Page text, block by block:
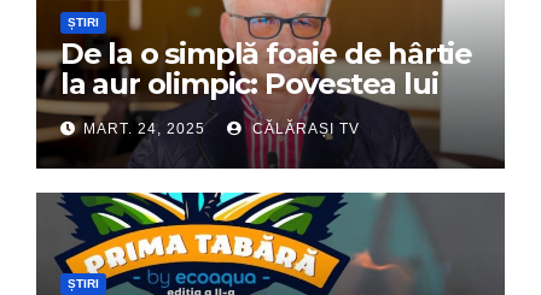
ȘTIRI
De la o simplă foaie de hârtie
la aur olimpic: Povestea lui
Dumitru Chirilă
MART. 24, 2025 CĂLĂRAȘI TV
ȘTIRI